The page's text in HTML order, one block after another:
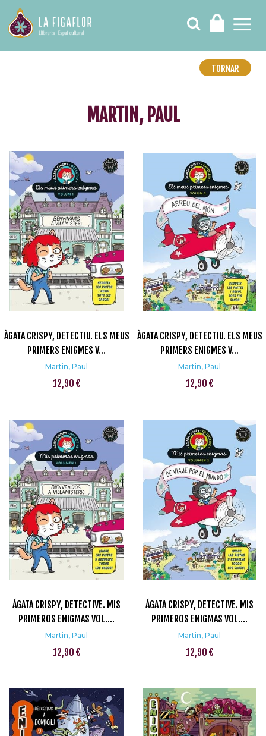
TORNAR
MARTIN, PAUL
ÀGATA CRISPY, DETECTIU. ELS MEUS
PRIMERS ENIGMES V...
Martin, Paul
12,90 €
ÀGATA CRISPY, DETECTIU. ELS MEUS
PRIMERS ENIGMES V...
Martin, Paul
12,90 €
ÁGATA CRISPY, DETECTIVE. MIS
PRIMEROS ENIGMAS VOL....
Martin, Paul
12,90 €
ÁGATA CRISPY, DETECTIVE. MIS
PRIMEROS ENIGMAS VOL....
Martin, Paul
12,90 €